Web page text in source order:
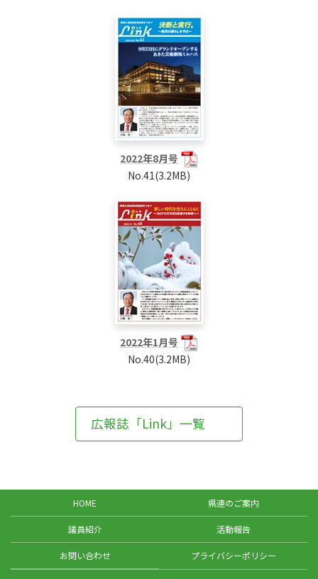
2022年8月号
No.41(3.2MB)
2022年1月号
No.40(3.2MB)
広報誌「Link」一覧
HOME 県連のご案内
議員紹介 活動報告
お問い合わせ プライバシーポリシー